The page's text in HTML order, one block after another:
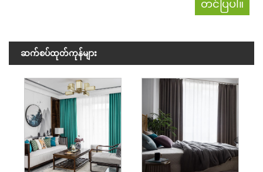
ဆက်စပ်ထုတ်ကုန်များ